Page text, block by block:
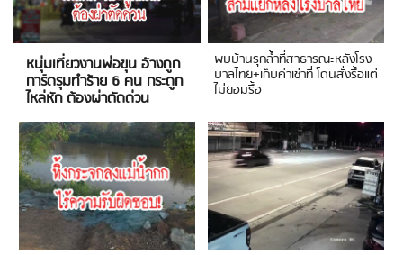
หนุ่มเที่ยวงานพ่อขุน อ้างถูก
การ์ดรุมทำร้าย 6 คน กระดูก
ไหล่หัก ต้องผ่าตัดด่วน
พบบ้านรุกล้ำที่สาธารณะหลังโรง
บาลไทย+เก็บค่าเช่าที่ โดนสั่งรื้อแต่
ไม่ยอมรื้อ